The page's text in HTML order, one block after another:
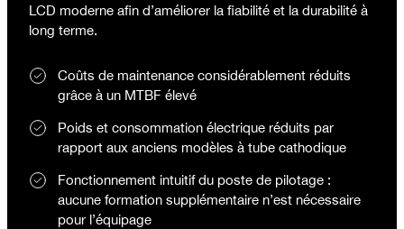
LCD moderne afin d’améliorer la fiabilité et la durabilité à
long terme.
Coûts de maintenance considérablement réduits
grâce à un MTBF élevé
Poids et consommation électrique réduits par
rapport aux anciens modèles à tube cathodique
Fonctionnement intuitif du poste de pilotage :
aucune formation supplémentaire n’est nécessaire
pour l’équipage